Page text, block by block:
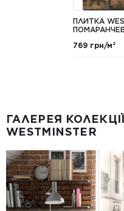
ПЛИТКА
769 грн/м²
ГАЛЕРЕЯ
WESTMINSTER